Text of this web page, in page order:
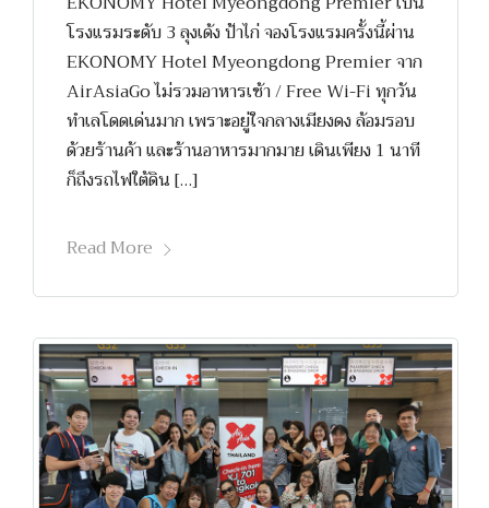
โรงแรมระดับ 3 ลุงเด้ง ป้าไก่ จองโรงแรมครั้งนี้ผ่าน
EKONOMY Hotel Myeongdong Premier จาก
AirAsiaGo ไม่รวมอาหารเช้า / Free Wi-Fi ทุกวัน
ทำเลโดดเด่นมาก เพราะอยู่ใจกลางเมียงดง ล้อมรอบ
ด้วยร้านค้า และร้านอาหารมากมาย เดินเพียง 1 นาที
ก็ถึงรถไฟใต้ดิน […]
Read More